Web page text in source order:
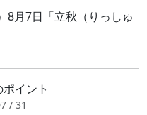
月7日「立秋（りっしゅ
イント
/ 31